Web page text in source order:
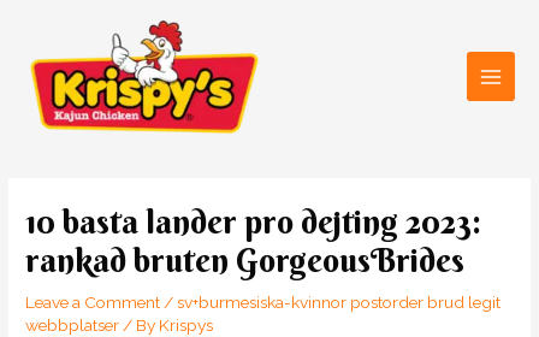
content
10 basta lander pro dejting 2023:
rankad bruten GorgeousBrides
Leave a Comment/sv+burmesiska-kvinnor postorder brud legit
webbplatser/ By Krispys